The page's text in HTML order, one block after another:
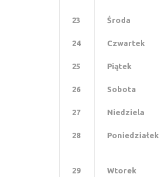
23 Środa
24 Czwartek
25 Piątek
26 Sobota
27 Niedziela
28 Poniedziałek
29 Wtorek